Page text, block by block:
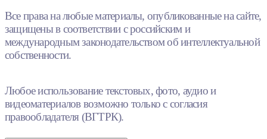
Все права на любые материалы, опубликованные на сайте,
защищены в соответствии с российским и
международным законодательством об интеллектуальной
собственности.
Любое использование текстовых, фото, аудио и
видеоматериалов возможно только с согласия
правообладателя (ВГТРК).